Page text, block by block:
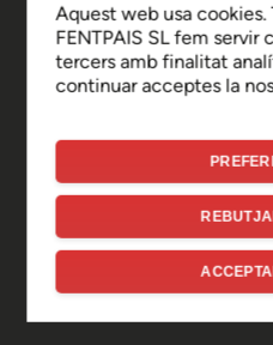
Ep,
Sembla que
error de
Aquest web usa
FENTPAIS SL fem servir
tercers amb finalitat
continuar acceptes la